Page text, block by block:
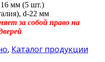
16 мм (5 шт.)
d-22 мм
за собой право на
, Каталог продукции